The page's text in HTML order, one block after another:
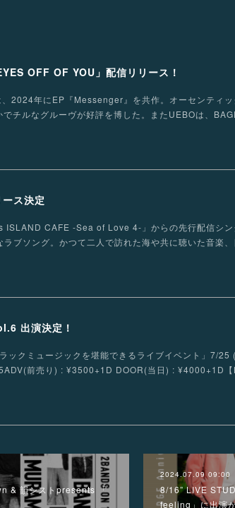
OFF OF YOU」配信リリース！
年にEP『Messenger』を共作。オーセンティッ
でチルなグルーヴが好評を博した。またUEBOは、
ス決定
ISLAND CAFE -Sea of Love 4-」からの先行配信シン
ブソング。かつて二人で訪れた海や共に聴いた音楽
出演決定！
クミュージックを堪能できるライブイベント」7/25
前売り) : ¥3500+1D DOOR(当日) : ¥4000+1D
& 韻シストpresents 「
2024.07.09 09:00
8/16” LIVE
feeling」に出演